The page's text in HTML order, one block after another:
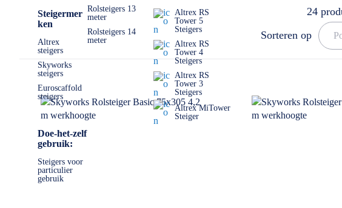
Steigermer
ken
Altrex
steigers
Skyworks
steigers
Euroscaffold
steigers
Doe-het-zelf
gebruik:
Steigers voor
particulier
gebruik
Rolsteigers 13
meter
Rolsteigers 14
meter
Altrex RS
Tower 5
Steigers
Altrex RS
Tower 4
Steigers
Altrex RS
Tower 3
Steigers
Altrex MiTower
Steiger
24
Sorteren op